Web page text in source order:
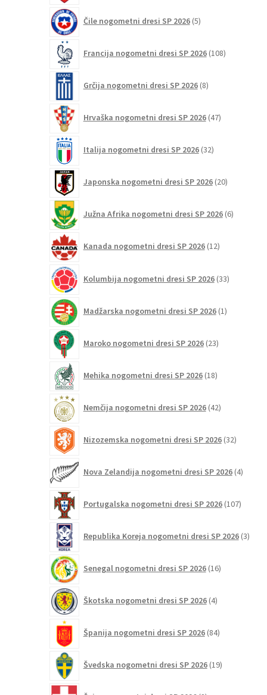
Čile nogometni dresi SP 2026 5izdelkov
Francija nogometni dresi SP 2026 108izdelkov
Grčija nogometni dresi SP 2026 8izdelkov
Hrvaška nogometni dresi SP 2026 47izdelkov
Italija nogometni dresi SP 2026 32izdelkov
Japonska nogometni dresi SP 2026 20izdelkov
Južna Afrika nogometni dresi SP 2026 6izdelkov
Kanada nogometni dresi SP 2026 12izdelkov
Kolumbija nogometni dresi SP 2026 33izdelkov
Madžarska nogometni dresi SP 2026 1izdelek
Maroko nogometni dresi SP 2026 23izdelkov
Mehika nogometni dresi SP 2026 18izdelkov
Nemčija nogometni dresi SP 2026 42izdelkov
Nizozemska nogometni dresi SP 2026 32izdelkov
Nova Zelandija nogometni dresi SP 2026 4izdelki
Portugalska nogometni dresi SP 2026 107
Republika Koreja nogometni dresi SP 2026 3
Senegal nogometni dresi SP 2026 16izdelkov
Škotska nogometni dresi SP 2026 4izdelki
Španija nogometni dresi SP 2026 84izdelkov
Švedska nogometni dresi SP 2026 19izdelkov